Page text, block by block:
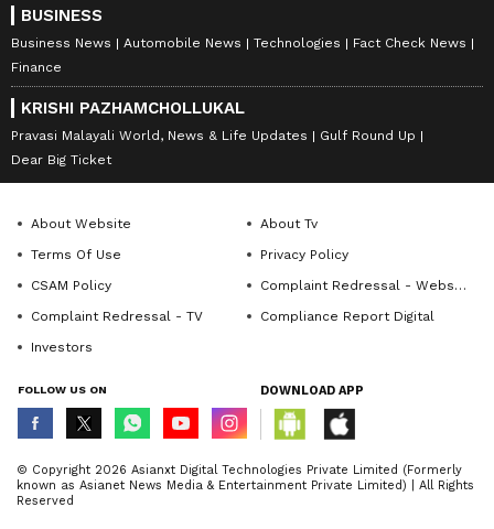
BUSINESS
Business News Automobile News Technologies
Fact Check News
Finance
KRISHI PAZHAMCHOLLUKAL
Pravasi Malayali World, News & Life Updates
Gulf Round Up
Dear Big Ticket
About Website
About Tv
Terms Of Use
Privacy Policy
CSAM Policy
Complaint Redressal - Website
Complaint Redressal - TV
Compliance Report Digital
Investors
FOLLOW US ON DOWNLOAD APP
© Copyright 2026 Asianxt Digital Technologies Private Limited (Formerly
known as Asianet News Media & Entertainment Private Limited) | All Rights
Reserved